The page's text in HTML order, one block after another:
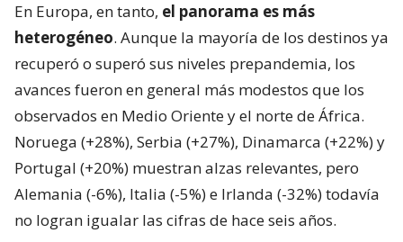
En Europa, en tanto, el panorama es más
heterogéneo. Aunque la mayoría de los destinos ya
recuperó o superó sus niveles prepandemia, los
avances fueron en general más modestos que los
observados en Medio Oriente y el norte de África.
Noruega (+28%), Serbia (+27%), Dinamarca (+22%) y
Portugal (+20%) muestran alzas relevantes, pero
Alemania (-6%), Italia (-5%) e Irlanda (-32%) todavía
no logran igualar las cifras de hace seis años.